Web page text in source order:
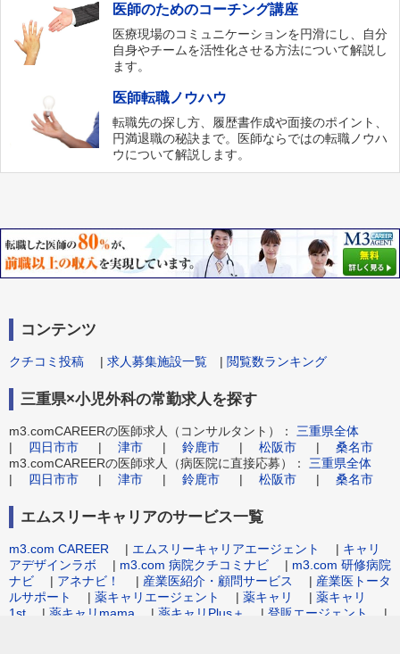
医師のためのコーチング講座
医療現場のコミュニケーションを円滑にし、自分
自身やチームを活性化させる方法について解説し
ます。
医師転職ノウハウ
転職先の探し方、履歴書作成や面接のポイント、
円満退職の秘訣まで。医師ならではの転職ノウハ
ウについて解説します。
コンテンツ
クチコミ投稿 | 求人募集施設一覧 | 閲覧数ランキング
三重県×小児外科の常勤求人を探す
m3.comCAREERの医師求人（コンサルタント）： 三重県全体
| 四日市市 | 津市 | 鈴鹿市 | 松阪市 | 桑名市
m3.comCAREERの医師求人（病医院に直接応募）： 三重県全体
| 四日市市 | 津市 | 鈴鹿市 | 松阪市 | 桑名市
エムスリーキャリアのサービス一覧
m3.com CAREER | エムスリーキャリアエージェント | キャリ
アデザインラボ | m3.com 病院クチコミナビ | m3.com 研修病院
ナビ | アネナビ！ | 産業医紹介・顧問サービス | 産業医トータ
ルサポート
| 薬キャリエージェント | 薬キャリ | 薬キャリ
1st | 薬キャリmama | 薬キャリPlus＋ | 登販エージェント
|